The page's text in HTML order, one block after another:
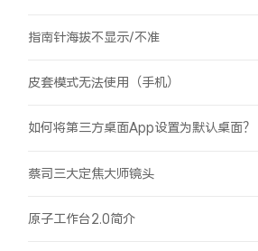
指南针海拔不显示/不准
皮套模式无法使用（手机）
如何将第三方桌面App设置为默认桌面？
蔡司三大定焦大师镜头
原子工作台2.0简介